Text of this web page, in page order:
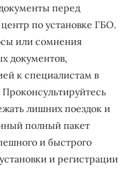
перед
по установке ГБО.
или сомнения
документов,
к специалистам в
лишних поездок и
полный пакет
и быстрого
и регистрации